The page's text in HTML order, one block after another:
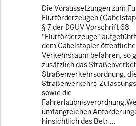
Die Voraussetzungen zum
Flurförderzeugen
§ 7 der DGUV Vorschrift 68
"Flurförderzeuge"
dem Gabelstapler
Verkehrsraum befahren, so
zusätzlich das
Straßenverkehrsordnung, die
Straßenverkehrs-
sowie die
umfangreichen
hinsichtlich des Betr ...